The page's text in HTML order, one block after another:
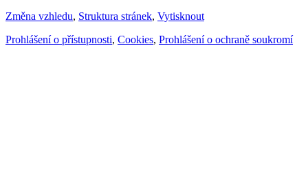
Změna vzhledu, Struktura stránek, Vytisknout
Prohlášení o přístupnosti, Cookies, Prohlášení o ochraně soukromí